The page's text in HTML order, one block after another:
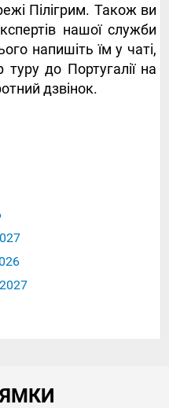
Пілігрим. Також ви
нашої служби
напишіть їм у чаті,
туру до Португалії на
дзвінок.